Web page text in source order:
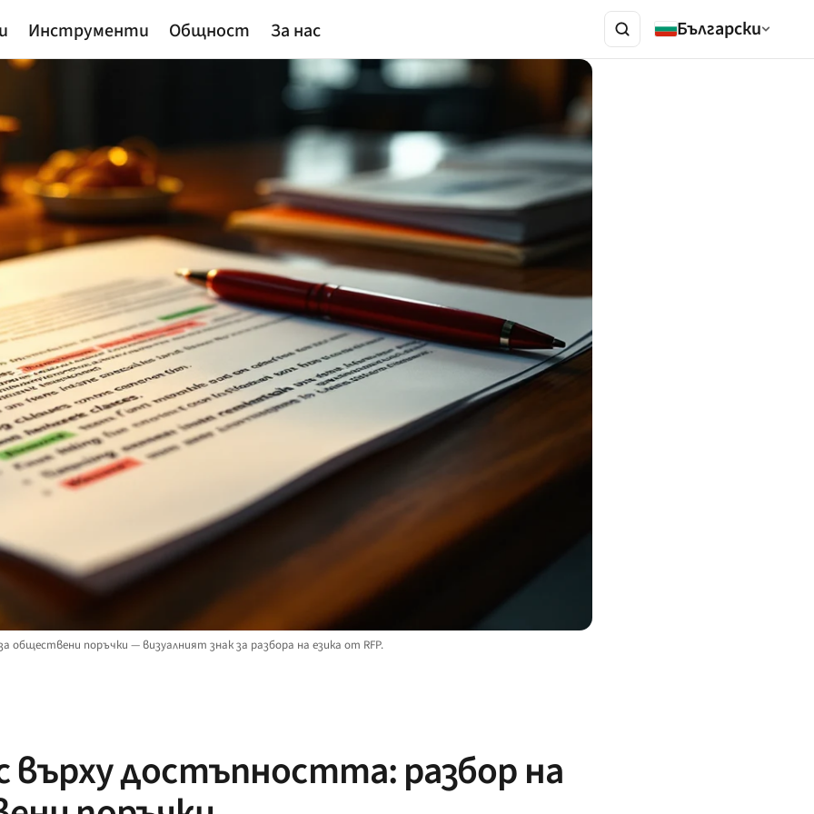
Инструменти Общност За нас Български
обществени поръчки — визуалният знак за разбора на езика от RFP.
върху достъпността: разбор на